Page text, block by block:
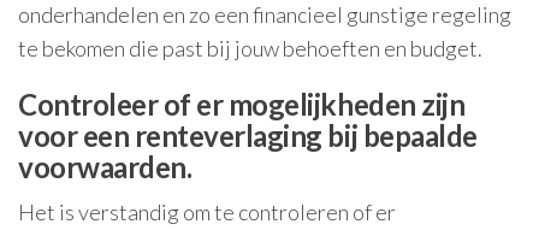
onderhandelen en zo een financieel gunstige regeling
te bekomen die past bij jouw behoeften en budget.
Controleer of er mogelijkheden zijn
voor een renteverlaging bij bepaalde
voorwaarden.
Het is verstandig om te controleren of er